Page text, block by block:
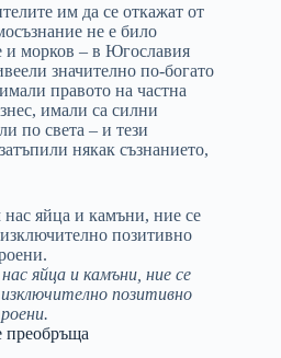
им да се откажат от
не е било
и морков – в Югославия
значително по-богато
правото на частна
имали са силни
по света – и тези
някак съзнанието,
яйца и камъни, ние се
позитивно
преобръща